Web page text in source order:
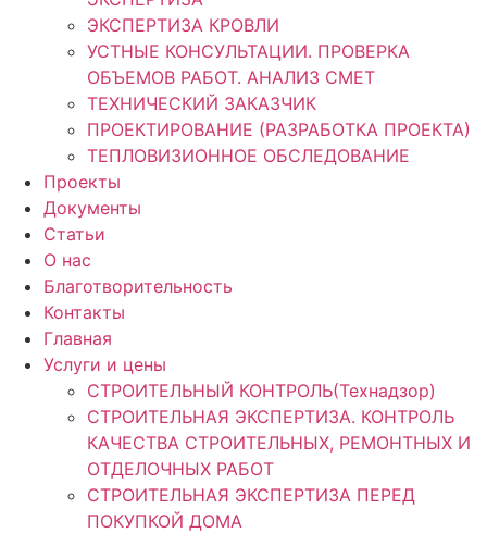
ЭКСПЕРТИЗА КРОВЛИ
УСТНЫЕ КОНСУЛЬТАЦИИ. ПРОВЕРКА
ОБЪЕМОВ РАБОТ. АНАЛИЗ СМЕТ
ТЕХНИЧЕСКИЙ ЗАКАЗЧИК
ПРОЕКТИРОВАНИЕ (РАЗРАБОТКА ПРОЕКТА)
ТЕПЛОВИЗИОННОЕ ОБСЛЕДОВАНИЕ
Проекты
Документы
Статьи
О нас
Благотворительность
Контакты
Главная
Услуги и цены
СТРОИТЕЛЬНЫЙ КОНТРОЛЬ(Технадзор)
СТРОИТЕЛЬНАЯ ЭКСПЕРТИЗА. КОНТРОЛЬ
КАЧЕСТВА СТРОИТЕЛЬНЫХ, РЕМОНТНЫХ И
ОТДЕЛОЧНЫХ РАБОТ
СТРОИТЕЛЬНАЯ ЭКСПЕРТИЗА ПЕРЕД
ПОКУПКОЙ ДОМА